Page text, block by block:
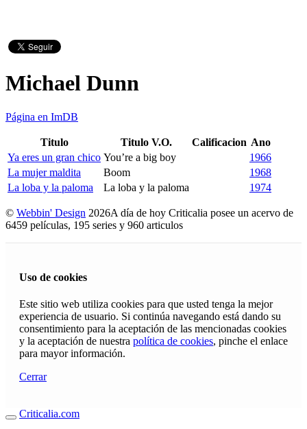
Michael Dunn
Página en ImDB
Titulo Titulo V.O. Calificacion Ano
Ya eres un gran chico You’re a big boy
1966
La mujer maldita
Boom
1968
La loba y la paloma
La loba y la paloma 1974
© Webbin' Design 2026A día de hoy Criticalia posee un acervo de
6459 películas, 195 series y 960 articulos
Uso de cookies
Este sitio web utiliza cookies para que usted tenga la mejor
experiencia de usuario. Si continúa navegando está dando su
consentimiento para la aceptación de las mencionadas cookies
y la aceptación de nuestra política de cookies, pinche el enlace
para mayor información.
Cerrar
Criticalia.com